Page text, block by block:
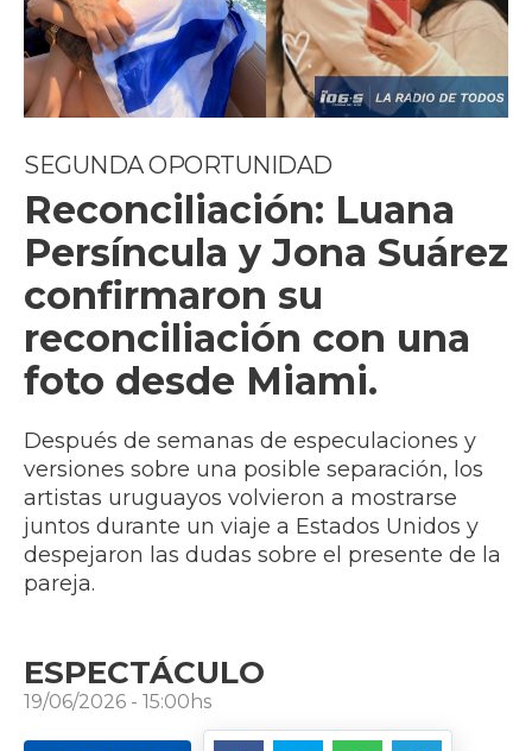
SEGUNDA OPORTUNIDAD
Reconciliación: Luana
Persíncula y Jona Suárez
confirmaron su
reconciliación con una
foto desde Miami.
Después de semanas de especulaciones y
versiones sobre una posible separación, los
artistas uruguayos volvieron a mostrarse
juntos durante un viaje a Estados Unidos y
despejaron las dudas sobre el presente de la
pareja.
ESPECTÁCULO
19/06/2026 - 15:00hs